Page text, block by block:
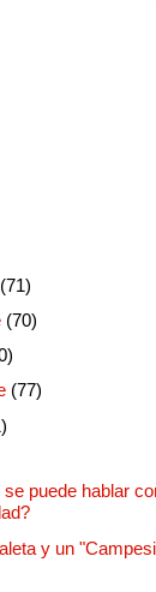
(71)
(70)
(77)
se puede hablar
y un